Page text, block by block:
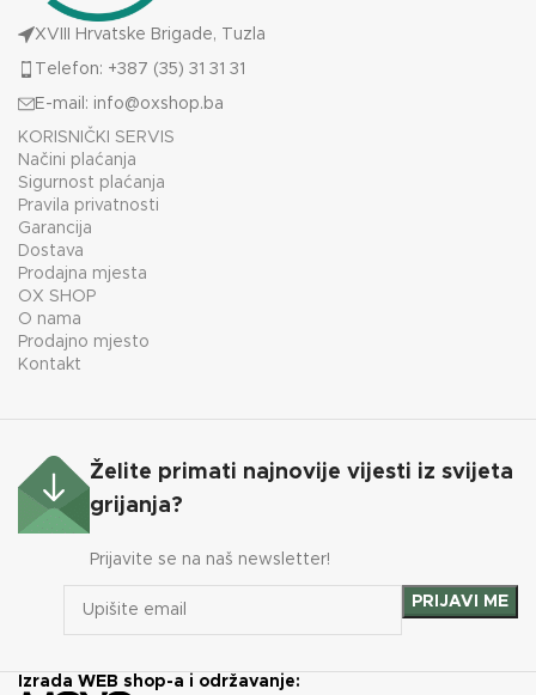
XVIII Hrvatske Brigade, Tuzla
Telefon: +387 (35) 31 31 31
E-mail: info@oxshop.ba
KORISNIČKI SERVIS
Načini plaćanja
Sigurnost plaćanja
Pravila privatnosti
Garancija
Dostava
Prodajna mjesta
OX SHOP
O nama
Prodajno mjesto
Kontakt
Želite primati najnovije vijesti iz svijeta
grijanja?
Prijavite se na naš newsletter!
Izrada WEB shop-a i održavanje: